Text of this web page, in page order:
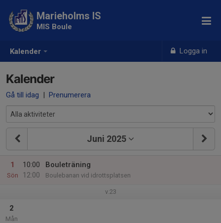
Kalender Logga in
Marieholms IS
MIS Boule
Kalender
Gå till idag | Prenumerera
Juni 2025
1
Sön
10:00
12:00
Bouleträning
Boulebanan vid idrottsplatsen
v.23
2
Mån